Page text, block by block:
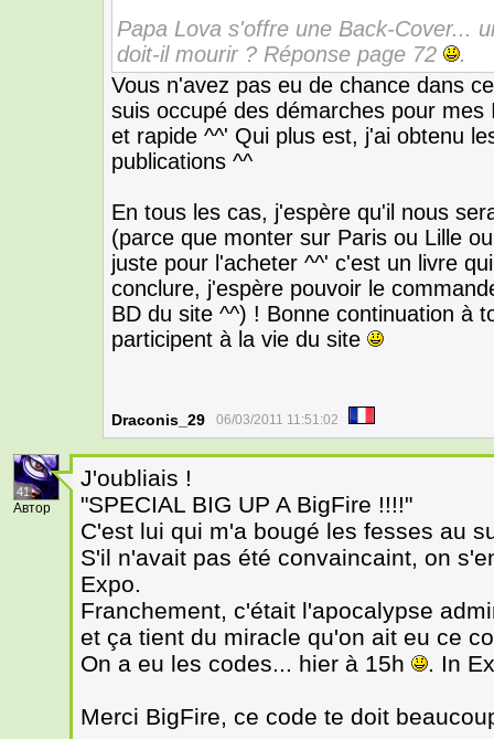
Papa Lova s'offre une Back-Cover...
doit-il mourir ? Réponse page 72
.
Vous n'avez pas eu de chance dans
suis occupé des démarches pour
et rapide ^^' Qui plus est, j'ai obtenu
publications ^^
En tous les cas, j'espère qu'il nous
(parce que monter sur Paris ou Lille
juste pour l'acheter ^^' c'est un livre
conclure, j'espère pouvoir le
BD du site ^^) ! Bonne continuation à
participent à la vie du site
Draconis_29 06/03/2011 11:51:02
41
Автор
J'oubliais !
"SPECIAL BIG UP A BigFire !!!!"
C'est lui qui m'a bougé les fesses au
S'il n'avait pas été convaincaint, on
Expo.
Franchement, c'était l'apocalypse
et ça tient du miracle qu'on ait eu ce
On a eu les codes... hier à 15h
. In
Merci BigFire, ce code te doit